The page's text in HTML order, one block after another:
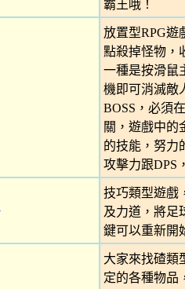
霸王哦！
放置型RPG遊
點殺掉怪物，
一種是按滑鼠
機即可消滅敵
BOSS，必須
關，遊戲中的
的技能，努力
攻擊力跟DPS
技巧類型遊戲
及力道，將足
鍵可以重新開
大家來找碴類
定的各種物品